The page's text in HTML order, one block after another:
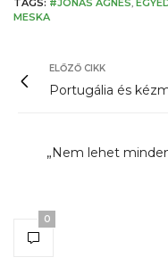
TAGS: #JÓNÁS ÁGNES,
MESKA
ELŐZŐ CIKK
Portugália és
„Nem lehet
0